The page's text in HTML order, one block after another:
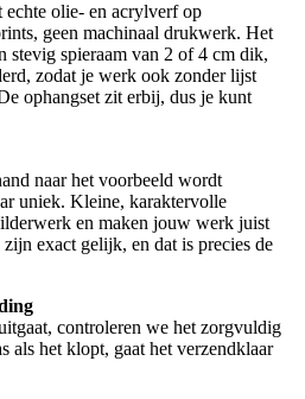
echte olie- en acrylverf op
geen machinaal drukwerk. Het
stevig spieraam van 2 of 4 cm dik,
zodat je werk ook zonder lijst
ophangset zit erbij, dus je kunt
naar het voorbeeld wordt
uniek. Kleine, karaktervolle
en maken jouw werk juist
exact gelijk, en dat is precies de
controleren we het zorgvuldig
als het klopt, gaat het verzendklaar